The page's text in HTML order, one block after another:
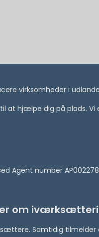
virksomheder i
at hjælpe dig på plads.
Agent number
om iværksætteri
Samtidig tilmelder